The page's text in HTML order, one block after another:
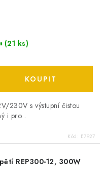
(21 ks)
230V s výstupní čistou
i pro...
Kód: E7927
REP300-12, 300W